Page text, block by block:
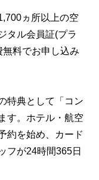
ヵ所以上の空
タル会員証(プラ
料でお申し込み
特典として「コン
す。ホテル・航空
約を始め、カード
フが24時間365日